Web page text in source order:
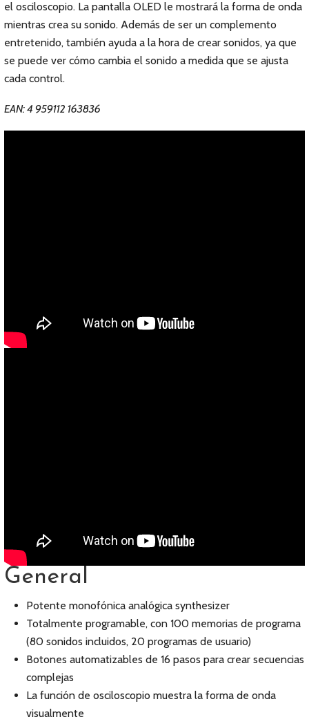
el osciloscopio. La pantalla OLED le mostrará la forma de onda
mientras crea su sonido. Además de ser un complemento
entretenido, también ayuda a la hora de crear sonidos, ya que
se puede ver cómo cambia el sonido a medida que se ajusta
cada control.
EAN: 4 959112 163836
General
Potente monofónica analógica synthesizer
Totalmente programable, con 100 memorias de programa
(80 sonidos incluidos, 20 programas de usuario)
Botones automatizables de 16 pasos para crear secuencias
complejas
La función de osciloscopio muestra la forma de onda
visualmente